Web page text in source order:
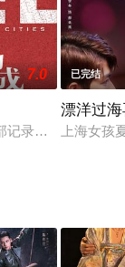
平台了解。
雅文 饰）是感情
7.0
记录城市凡人生
已完结
漂洋过
上海女孩